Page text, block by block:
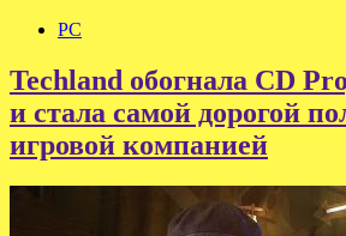
PC
Techland обогнала CD
и стала самой дорогой
игровой компанией